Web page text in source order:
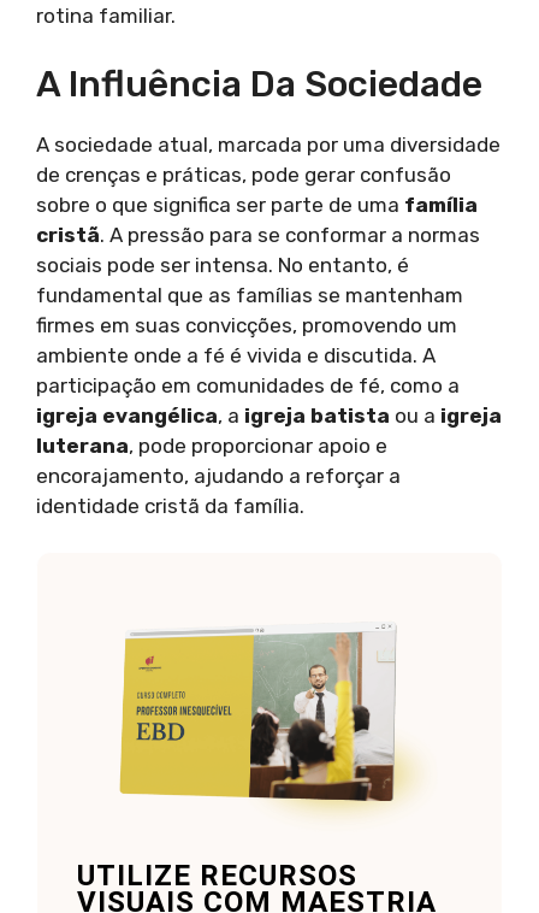
rotina familiar.
A Influência Da Sociedade
A sociedade atual, marcada por uma diversidade
de crenças e práticas, pode gerar confusão
sobre o que significa ser parte de uma família
cristã. A pressão para se conformar a normas
sociais pode ser intensa. No entanto, é
fundamental que as famílias se mantenham
firmes em suas convicções, promovendo um
ambiente onde a fé é vivida e discutida. A
participação em comunidades de fé, como a
igreja evangélica, a igreja batista ou a igreja
luterana, pode proporcionar apoio e
encorajamento, ajudando a reforçar a
identidade cristã da família.
UTILIZE RECURSOS
VISUAIS COM MAESTRIA